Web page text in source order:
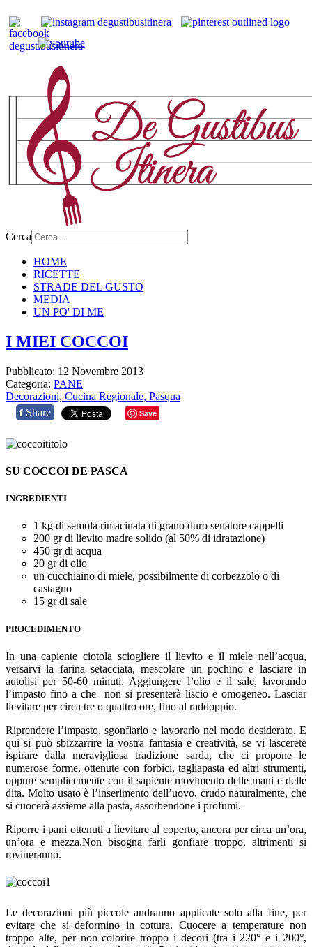
Cerca
HOME
RICETTE
STRADE DEL GUSTO
MEDIA
UN PO' DI ME
I MIEI COCCOI
Pubblicato: 12 Novembre 2013
Categoria: PANE
Decorazioni, Cucina Regionale, Pasqua
f Share Save
SU COCCOI DE PASCA
INGREDIENTI
1 kg di semola rimacinata di grano duro senatore cappelli
200 gr di lievito madre solido (al 50% di idratazione)
450 gr di acqua
20 gr di olio
un cucchiaino di miele, possibilmente di corbezzolo o di
castagno
15 gr di sale
PROCEDIMENTO
In una capiente ciotola sciogliere il lievito e il miele nell’acqua,
versarvi la farina setacciata, mescolare un pochino e lasciare in
autolisi per 50-60 minuti. Aggiungere l’olio e il sale, lavorando
l’impasto fino a che non si presenterà liscio e omogeneo. Lasciar
lievitare per circa tre o quattro ore, fino al raddoppio.
Riprendere l’impasto, sgonfiarlo e lavorarlo nel modo desiderato. E
qui si può sbizzarrire la vostra fantasia e creatività, se vi lascerete
ispirare dalla meravigliosa tradizione sarda, che ci propone le
numerose forme, ottenute con forbici, tagliapasta ed altri strumenti,
oppure semplicemente con il sapiente movimento delle mani e delle
dita. Molto usato è l’inserimento dell’uovo, crudo naturalmente, che
si cuocerà assieme alla pasta, assorbendone i profumi.
Riporre i pani ottenuti a lievitare al coperto, ancora per circa un’ora,
un’ora e mezza.Non bisogna farli gonfiare troppo, altrimenti si
rovineranno.
Le decorazioni più piccole andranno applicate solo alla fine, per
evitare che si deformino in cottura. Cuocere a temperature non
troppo alte, per non colorire troppo i decori (tra i 220° e i 200°,